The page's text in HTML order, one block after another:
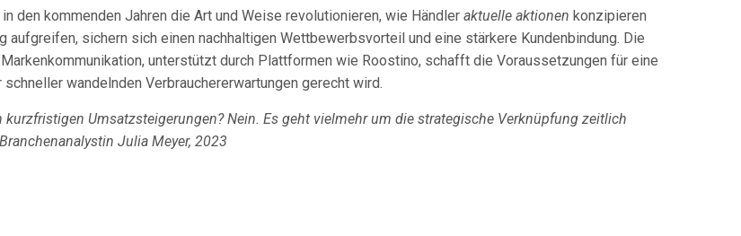
den kommenden Jahren die Art und Weise revolutionieren, wie Händler aktuelle aktionen konzipieren
sichern sich einen nachhaltigen Wettbewerbsvorteil und eine stärkere Kundenbindung. Die
unterstützt durch Plattformen wie Roostino, schafft die Voraussetzungen für eine
wandelnden Verbrauchererwartungen gerecht wird.
Umsatzsteigerungen? Nein. Es geht vielmehr um die strategische Verknüpfung zeitlich
Julia Meyer, 2023